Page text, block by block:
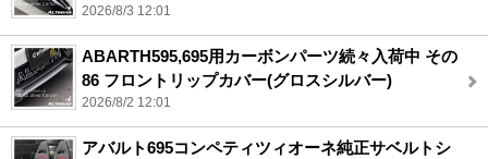
2026/8/3 12:01
ABARTH595,695用カーボンパーツ続々入荷中 その
86 フロントリップカバー(グロスシルバー)
2026/8/2 12:01
アバルト695コンペティツィオーネ純正サベルトシ